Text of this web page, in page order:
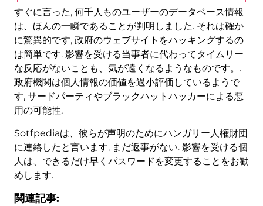
すぐに言った, 何千人ものユーザーのデータベース情報
は、ほんの一瞬であることが判明しました. それは確か
に驚異的です, 政府のウェブサイトをハッキングするの
は簡単です. 影響を受ける当事者に代わってタイムリー
な反応がないことも、気が遠くなるようなものです。.
政府機関は個人情報の価値を過小評価しているようで
す, サードパーティやブラックハットハッカーによる悪
用の可能性.
Sotfpediaは、彼らが声明のためにハンガリー人権財団
に連絡したと言います, まだ返事がない. 影響を受ける個
人は、できるだけ早くパスワードを変更することをお勧
めします.
関連記事: